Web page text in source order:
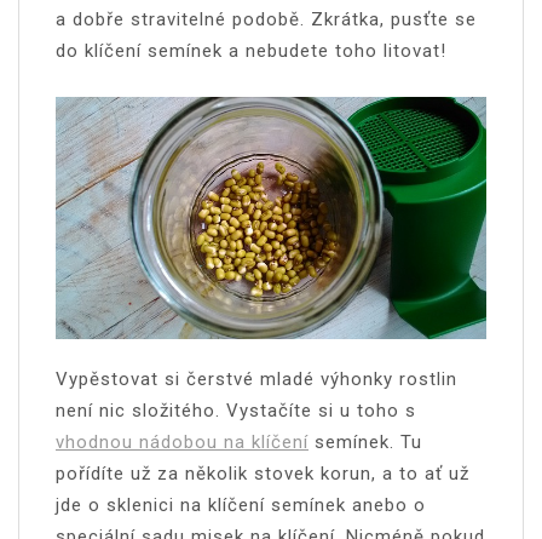
a dobře stravitelné podobě. Zkrátka, pusťte se
do klíčení semínek a nebudete toho litovat!
Vypěstovat si čerstvé mladé výhonky rostlin
není nic složitého. Vystačíte si u toho s
vhodnou nádobou na klíčení semínek. Tu
pořídíte už za několik stovek korun, a to ať už
jde o sklenici na klíčení semínek anebo o